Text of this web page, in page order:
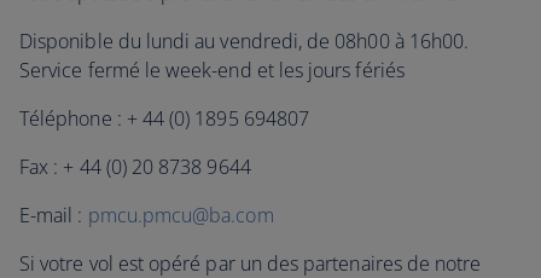
Disponible du lundi au vendredi, de 08h00 à 16h00.
Service fermé le week-end et les jours fériés
Téléphone : + 44 (0) 1895 694807
Fax : + 44 (0) 20 8738 9644
E-mail : pmcu.pmcu@ba.com
Si votre vol est opéré par un des partenaires de notre